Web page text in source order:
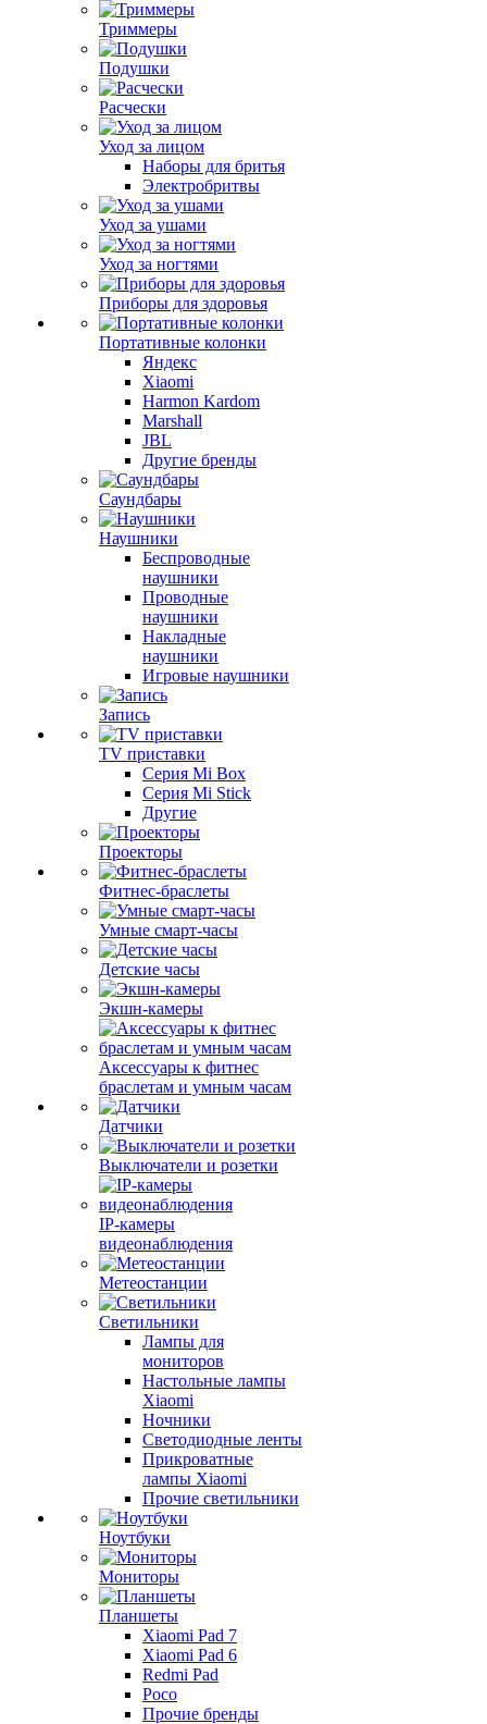
Триммеры
Подушки
Расчески
Уход за лицом
Наборы для бритья
Электробритвы
Уход за ушами
Уход за ногтями
Приборы для здоровья
Портативные колонки
Яндекс
Xiaomi
Harmon Kardom
Marshall
JBL
Другие бренды
Саундбары
Наушники
Беспроводные
наушники
Проводные
наушники
Накладные
наушники
Игровые наушники
Запись
TV приставки
Серия Mi Box
Серия Mi Stick
Другие
Проекторы
Фитнес-браслеты
Умные смарт-часы
Детские часы
Экшн-камеры
Аксессуары к фитнес
браслетам и умным часам
Датчики
Выключатели и розетки
IP-камеры
видеонаблюдения
Метеостанции
Светильники
Лампы для
мониторов
Настольные лампы
Xiaomi
Ночники
Светодиодные ленты
Прикроватные
лампы Xiaomi
Прочие светильники
Ноутбуки
Мониторы
Планшеты
Xiaomi Pad 7
Xiaomi Pad 6
Redmi Pad
Poco
Прочие бренды